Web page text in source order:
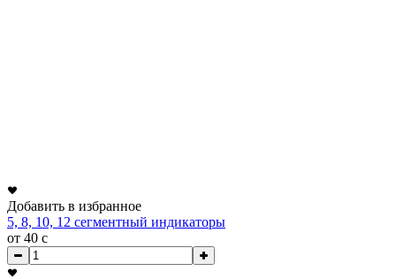
Добавить в избранное
5, 8, 10, 12 сегментный индикаторы
от 40 c